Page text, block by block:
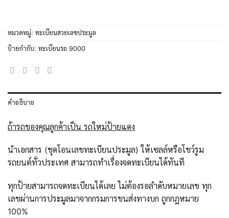
หมวดหมู่: ทะเบียนสวยเลขประมูล
ป้ายกำกับ: ทะเบียนรถ 9000
คำอธิบาย
ถ้ารถของคุณลูกค้าเป็น รถใหม่ป้ายแดง
นำเอกสาร (ชุดโอนเลขทะเบียนประมูล) ให้เซลล์หรือโชว์รูม
รถยนต์ทั่วประเทศ สามารถทำเรื่องจดทะเบียนได้ทันที
ทุกป้ายสามารถจดทะเบียนได้เลย ไม่ต้องรอลำดับหมายเลข ทุก
เลขผ่านการประมูลมาจากกรมการขนส่งทางบก ถูกกฎหมาย
100%